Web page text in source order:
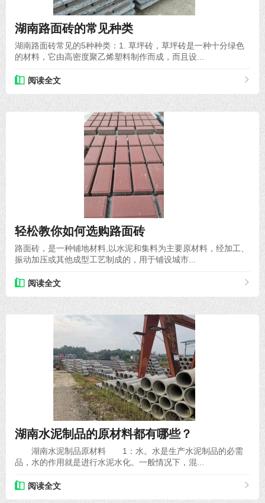
湖南路面砖的常见种类
湖南路面砖常见的5种种类：1. 草坪砖，草坪砖是一种十分绿色
的材料，它由高密度聚乙烯塑料制作而成，而且设...
阅读全文
轻松教你如何选购路面砖
路面砖，是一种铺地材料,以水泥和集料为主要原材料，经加工、
振动加压或其他成型工艺制成的，用于铺设城市...
阅读全文
湖南水泥制品的原材料都有哪些？
湖南水泥制品原材料 1：水。水是生产水泥制品的必需
品，水的作用就是进行水泥水化。一般情况下，混...
阅读全文